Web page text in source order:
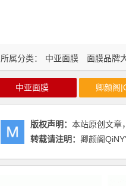
所属分类： 中亚面膜 面膜品牌
中亚面膜 卿颜阁
版权声明： 本站原创文章
转载请注明： 卿颜阁